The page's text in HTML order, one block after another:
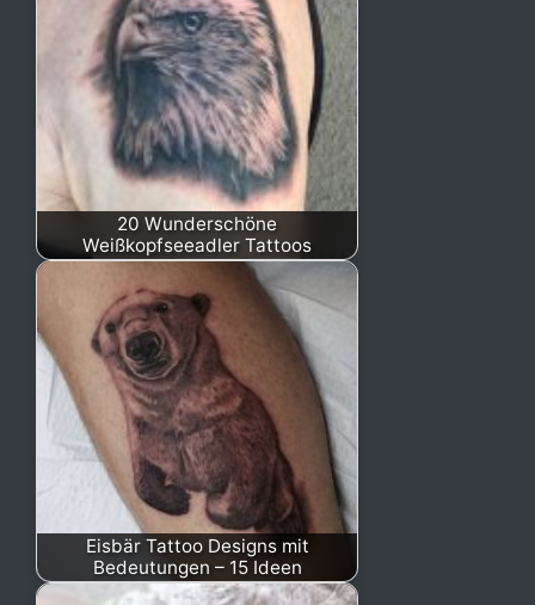
20 Wunderschöne
Weißkopfseeadler Tattoos
Eisbär Tattoo Designs mit
Bedeutungen – 15 Ideen